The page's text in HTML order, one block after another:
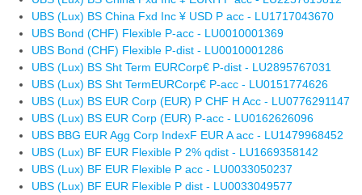
UBS (Lux) BS China Fxd Inc ¥ USD P acc - LU1717043670
UBS Bond (CHF) Flexible P-acc - LU0010001369
UBS Bond (CHF) Flexible P-dist - LU0010001286
UBS (Lux) BS Sht Term EURCorp€ P-dist - LU2895767031
UBS (Lux) BS Sht TermEURCorp€ P-acc - LU0151774626
UBS (Lux) BS EUR Corp (EUR) P CHF H Acc - LU0776291147
UBS (Lux) BS EUR Corp (EUR) P-acc - LU0162626096
UBS BBG EUR Agg Corp IndexF EUR A acc - LU1479968452
UBS (Lux) BF EUR Flexible P 2% qdist - LU1669358142
UBS (Lux) BF EUR Flexible P acc - LU0033050237
UBS (Lux) BF EUR Flexible P dist - LU0033049577